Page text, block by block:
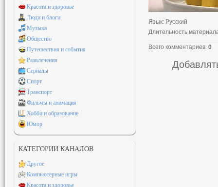
Язык: Русский
Длительность
Всего комментариев: 0
Красота и здоровье
Люди и блоги
Музыка
Общество
Путешествия и события
Развлечения
Сериалы
Спорт
Транспорт
Фильмы и анимация
Хобби и образование
Юмор
КАТЕГОРИИ КАНАЛОВ
Другое
Компьютерные игры
Красота и здоровье